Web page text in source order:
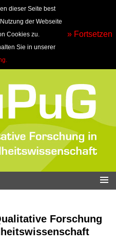
dieser Seite best
der Webseite
Cookies zu.
Sie in unserer
» Fortsetzen
Forschung